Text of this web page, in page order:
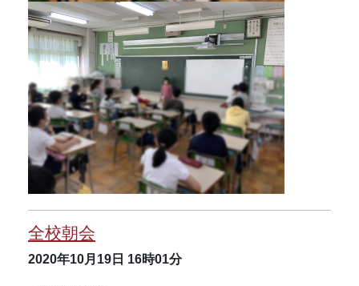
全校朝会
2020年10月19日 16時01分